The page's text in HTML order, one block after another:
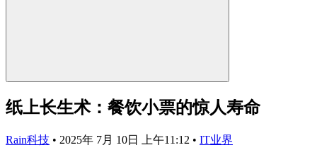
纸上长生术：餐饮小票的惊人寿命
Rain科技 • 2025年 7月 10日 上午11:12 • IT业界